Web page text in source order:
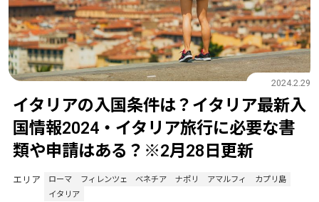
イタリアの入国条件は？イタリア最新入
国情報2024・イタリア旅行に必要な書
類や申請はある？※2月28日更新
2024.2.29
エリア ローマ フィレンツェ ベネチア ナポリ アマルフィ
カプリ島
イタリア